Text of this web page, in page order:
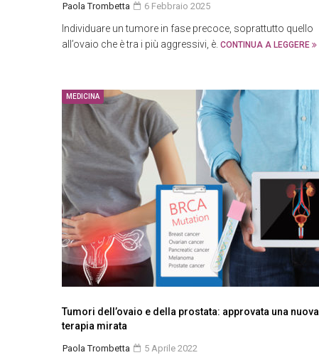
Paola Trombetta 6 Febbraio 2025
Individuare un tumore in fase precoce, soprattutto quello
all’ovaio che è tra i più aggressivi, è. CONTINUA A LEGGERE
MEDICINA
Tumori dell’ovaio e della prostata: approvata una nuova
terapia mirata
Paola Trombetta 5 Aprile 2022